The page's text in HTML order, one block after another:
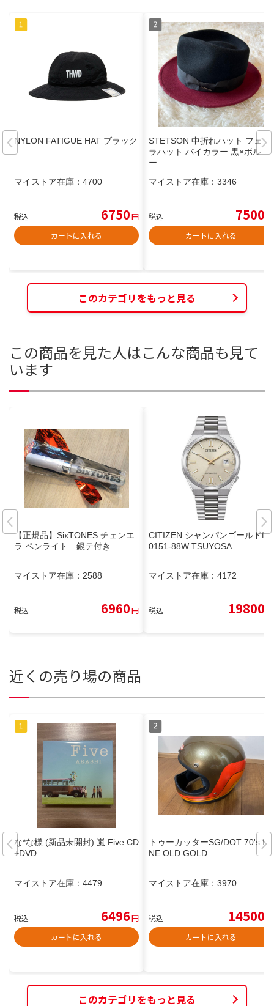
NYLON FATIGUE HAT ブラック
マイストア在庫： 4700
税込 6750円
カートに入れる
STETSON 中折れハット フェド
ラハット バイカラー 黒×ボルド
ー
マイストア在庫： 3346
税込 7500
カートに入れる
このカテゴリをもっと見る
この商品を見た人はこんな商品も見て
います
【正規品】SixTONES チェンエ
ラ ペンライト 銀テ付き
マイストア在庫： 2588
税込 6960円
CITIZEN シャンパンゴールドNJ
0151-88W TSUYOSA
マイストア在庫： 4172
税込 19800
近くの売り場の商品
な*な様 (新品未開封) 嵐 Five CD
+DVD
マイストア在庫： 4479
税込 6496円
カートに入れる
トゥーカッターSG/DOT 70's LI
NE OLD GOLD
マイストア在庫： 3970
税込 14500
カートに入れる
このカテゴリをもっと見る